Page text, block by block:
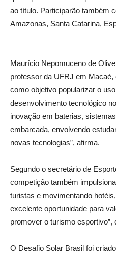
ao título. Participarão também
Amazonas, Santa Catarina,
Maurício Nepomuceno de
professor da UFRJ em Macaé,
como objetivo popularizar o
desenvolvimento tecnológico
inovação em baterias,
embarcada, envolvendo
novas tecnologias”, afirma.
Segundo o secretário de
competição também
turistas e movimentando
excelente oportunidade para
promover o turismo esportivo”,
O Desafio Solar Brasil foi